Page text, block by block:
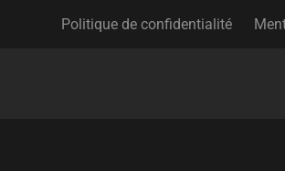
Politique de confidentialité